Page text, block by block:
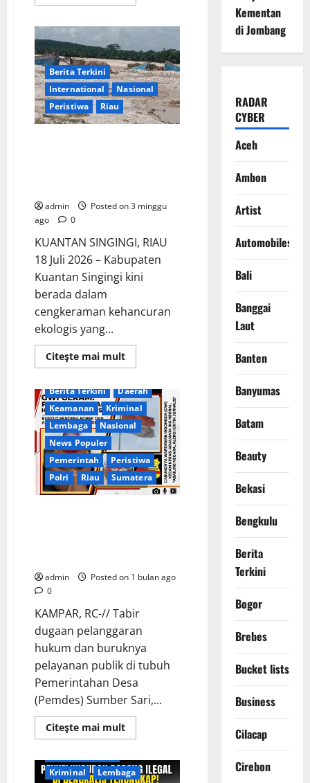
Ke-
79
TNI
AU,
Lanud
Sjamsudin
Noor
Gelar
Karya
Berita Terkini
International
Nasional
Peristiwa
Riau
admin
Posted on 3 minggu
ago
0
KUANTAN SINGINGI, RIAU
18 Juli 2026 – Kabupaten
Kuantan Singingi kini
berada dalam
cengkeraman kehancuran
ekologis yang...
Citeşte mai multRead
more
Kuansing:
Skandal
Pembiaran
Terstruktur,
Aparat
Penegak
Hukum
Diduga
Terpapar
“Upeti”
Ilegal
Berita Terkini
Daerah
Keamanan
Kriminal
Lembaga
Nasional
News Populer
Pemerintah
Peristiwa
Polri
Riau Sumatera
admin
Posted on 1 bulan ago
0
KAMPAR, RC-// Tabir
dugaan pelanggaran
hukum dan buruknya
pelayanan publik di tubuh
Pemerintahan Desa
(Pemdes) Sumber Sari,...
Citeşte mai multRead
more
Bendera
Robek
Berita Terkini
Business
Daerah
International
Keamanan
Kementerian RI
Kriminal
Lembaga
Kementan
di Jombang
RADAR
CYBER
Aceh
Ambon
Artist
Automobiles
Bali
Banggai
Laut
Banten
Banyumas
Batam
Beauty
Bekasi
Bengkulu
Berita
Terkini
Bogor
Brebes
Bucket lists
Business
Cilacap
Cirebon